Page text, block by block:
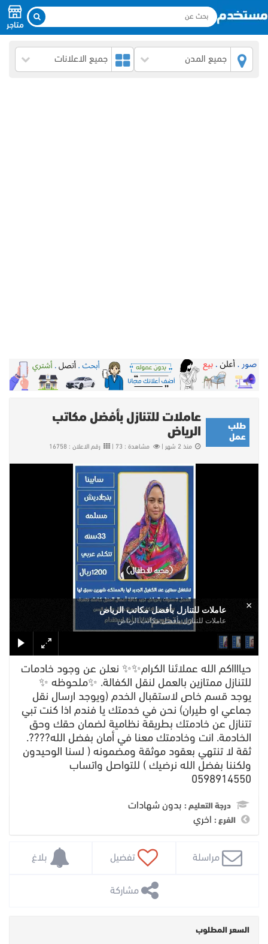
متاجر
جميع المدن جميع الاعلانات
طلب
عمل
عاملات للتنازل بأفضل مكاتب
الرياض
منذ 2 شهر | مشاهدة : 73 | رقم الاعلان : 16758
عاملات للتنازل بأفضل مكاتب الرياض
عاملات للتنازل بأفضل مكاتب الرياض
×
حيااااكم الله عملائنا الكرام✨✨ نعلن عن وجود خادمات
للتنازل ممتازين بالعمل لنقل الكفالة. ✨ملحوظه ✨
يوجد قسم خاص لاستقبال الخدم (ويوجد ارسال نقل
جماعي او طيران) نحن في خدمتك يا فندم اذا كنت تبي
تتنازل عن خادمتك بطريقة نظامية لضمان حقك وحق
الخادمة. انت وخادمتك معنا في أمان بفضل الله????.
ثقة لا تنتهي بعقود موثقة ومضمونه ( لسنا الوحيدون
ولكننا بفضل الله نرضيك ) للتواصل واتساب
0598914550
درجة التعليم : بدون شهادات
الفرع : اخري
مراسلة تفضيل
مشاركة
السعر المطلوب